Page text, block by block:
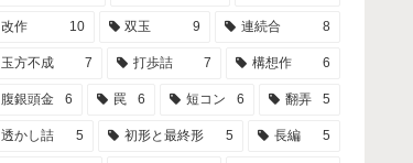
改作 10 双玉 9 連続合 8
玉方不成 7 打歩詰 7 構想作 6
腹銀頭金 6 罠 6 短コン 6 翻弄 5
透かし詰 5 初形と最終形 5 長編 5